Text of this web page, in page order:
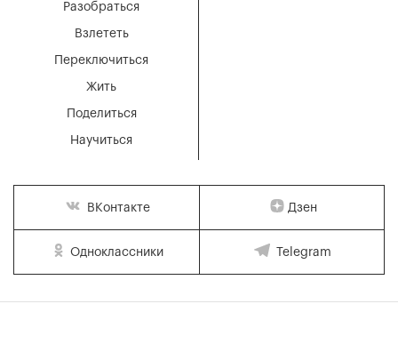
Разобраться
Взлететь
Переключиться
Жить
Поделиться
Научиться
ВКонтакте Дзен
Одноклассники Telegram